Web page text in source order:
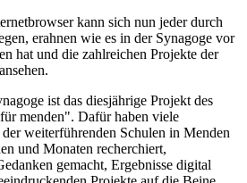
kann sich nun jeder durch
erahnen wie es in der Synagoge vor
hat und die zahlreichen Projekte der
ist das diesjährige Projekt des
menden". Dafür haben viele
weiterführenden Schulen in Menden
und Monaten recherchiert,
gemacht, Ergebnisse digital